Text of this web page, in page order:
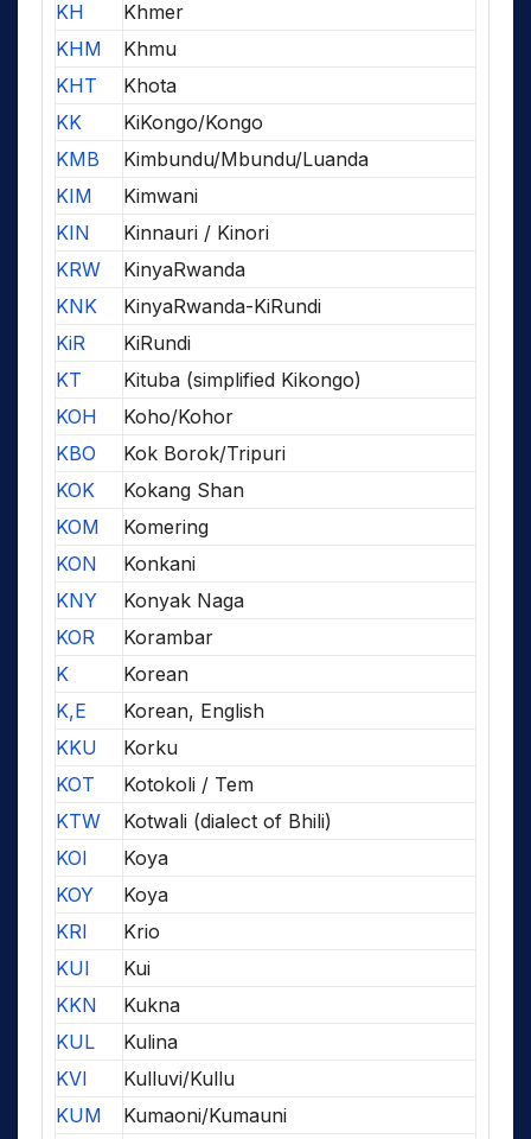
KH
Khmer
KHM
Khmu
KHT
Khota
KK
KiKongo/Kongo
KMB
Kimbundu/Mbundu/Luanda
KIM
Kimwani
KIN
Kinnauri / Kinori
KRW
KinyaRwanda
KNK
KinyaRwanda-KiRundi
KiR
KiRundi
KT
Kituba (simplified Kikongo)
KOH
Koho/Kohor
KBO
Kok Borok/Tripuri
KOK
Kokang Shan
KOM
Komering
KON
Konkani
KNY
Konyak Naga
KOR
Korambar
K
Korean
K,E
Korean, English
KKU
Korku
KOT
Kotokoli / Tem
KTW
Kotwali (dialect of Bhili)
KOI
Koya
KOY
Koya
KRI
Krio
KUI
Kui
KKN
Kukna
KUL
Kulina
KVI
Kulluvi/Kullu
KUM
Kumaoni/Kumauni